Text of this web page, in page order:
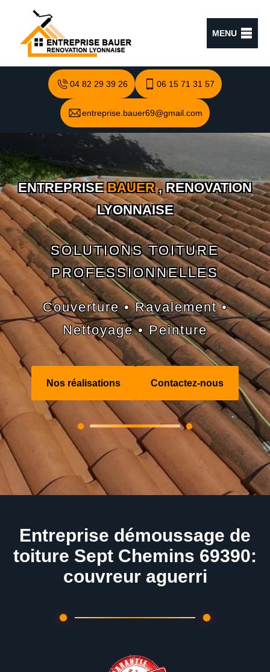
MENU
04 82 29 39 26 06 15 71 31 57
entreprise.bauer69@gmail.com
ENTREPRISEBAUER, RENOVATION
LYONNAISE
SOLUTIONS TOITURE
PROFESSIONNELLES
Couverture • Ravalement •
Nettoyage • Peinture
Nos réalisations Contactez-nous
Entreprise démoussage de
toiture Sept Chemins 69390:
couvreur aguerri